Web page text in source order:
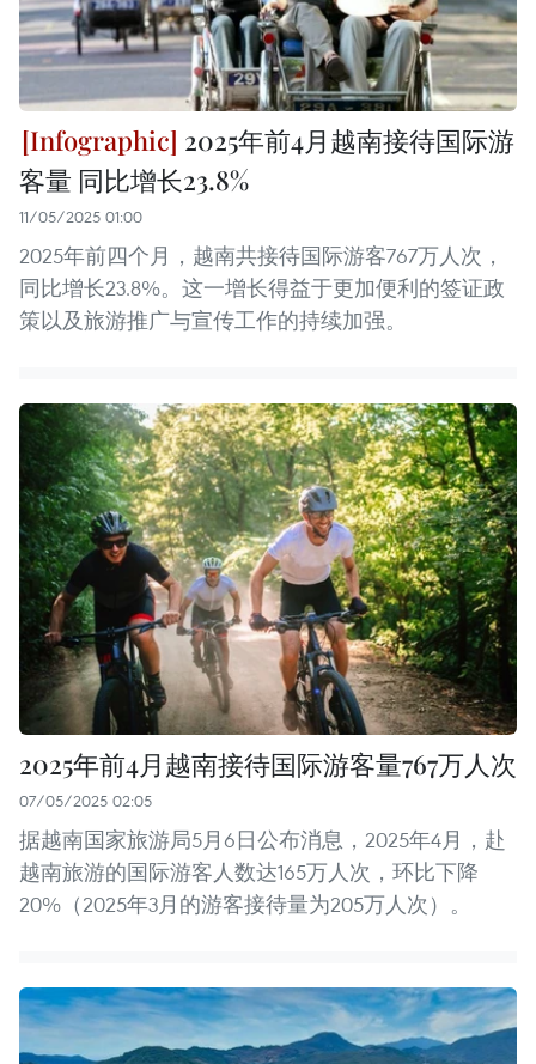
2025年前4月越南接待国际游
客量 同比增长23.8%
11/05/2025 01:00
2025年前四个月，越南共接待国际游客767万人次，
同比增长23.8%。这一增长得益于更加便利的签证政
策以及旅游推广与宣传工作的持续加强。
2025年前4月越南接待国际游客量767万人次
07/05/2025 02:05
据越南国家旅游局5月6日公布消息，2025年4月，赴
越南旅游的国际游客人数达165万人次，环比下降
20%（2025年3月的游客接待量为205万人次）。